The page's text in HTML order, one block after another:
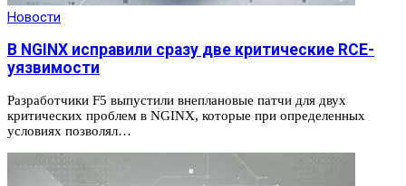
Новости
В NGINX исправили сразу две критические RCE-
уязвимости
Разработчики F5 выпустили внеплановые патчи для двух
критических проблем в NGINX, которые при определенных
условиях позволял…